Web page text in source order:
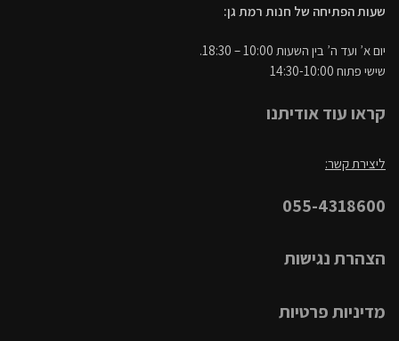
שעות הפתיחה של חנות רמת גן:
יום א’ ועד ה’ בין השעות 10:00 – 18:30.
שישי פתוח 14:30-10:00
קראו עוד אודיתנו
ליצירת קשר:
055-4318600
הצהרת נגישות
מדיניות פרטיות